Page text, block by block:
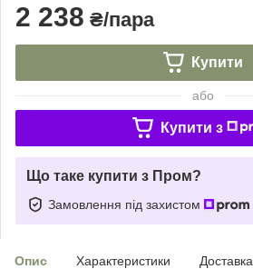
2 238 ₴/пара
Купити
або
Купити з
Що таке купити з Пром?
Замовлення під захистом
Опис Характеристики Доставка